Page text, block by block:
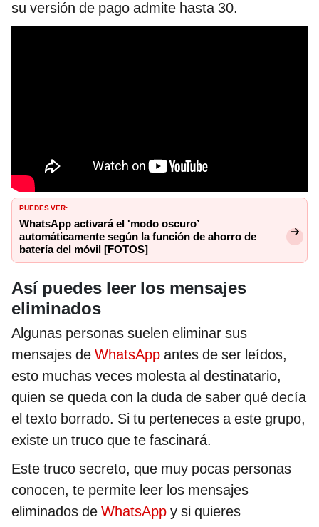
su versión de pago admite hasta 30.
PUEDES VER:
WhatsApp activará el 'modo oscuro’
automáticamente según la función de ahorro de
batería del móvil [FOTOS]
Así puedes leer los mensajes
eliminados
Algunas personas suelen eliminar sus
mensajes de WhatsApp antes de ser leídos,
esto muchas veces molesta al destinatario,
quien se queda con la duda de saber qué decía
el texto borrado. Si tu perteneces a este grupo,
existe un truco que te fascinará.
Este truco secreto, que muy pocas personas
conocen, te permite leer los mensajes
eliminados de WhatsApp y si quieres